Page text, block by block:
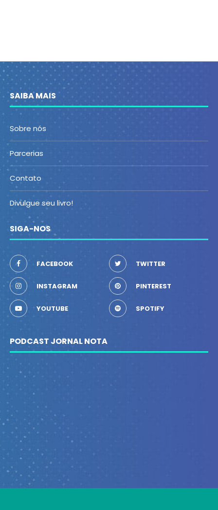
SAIBA MAIS
Sobre nós
Parcerias
Contato
Divulgue seu livro!
SIGA-NOS
FACEBOOK TWITTER
INSTAGRAM PINTEREST
YOUTUBE SPOTIFY
PODCAST JORNAL NOTA